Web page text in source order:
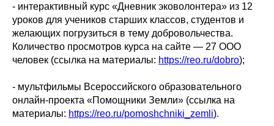
- интерактивный курс «Дневник эковолонтера» из 12
уроков для учеников старших классов, студентов и
желающих погрузиться в тему добровольчества.
Количество просмотров курса на сайте — 27 ООО
человек (ссылка на материалы: https://reo.ru/dobro);
- мультфильмы Всероссийского образовательного
онлайн-проекта «Помощники Земли» (ссылка на
материалы: https://reo.ru/pomoshchniki_zemli).